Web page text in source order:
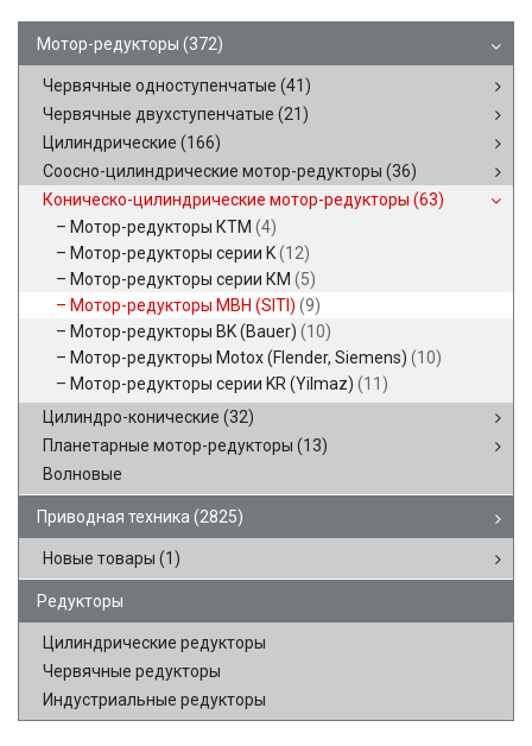
Мотор-редукторы (372)
Червячные одноступенчатые (41)
Червячные двухступенчатые (21)
Цилиндрические (166)
Соосно-цилиндрические мотор-редукторы (36)
Коническо-цилиндрические мотор-редукторы (63)
Мотор-редукторы КТМ (4)
Мотор-редукторы серии K(12)
Мотор-редукторы серии КМ (5)
Мотор-редукторы MBH (SITI) (9)
Мотор-редукторы BK (Bauer) (10)
Мотор-редукторы Motox (Flender, Siemens) (10)
Мотор-редукторы серии KR (Yilmaz) (11)
Цилиндро-конические (32)
Планетарные мотор-редукторы (13)
Волновые
Приводная техника (2825)
Новые товары (1)
Редукторы
Цилиндрические редукторы
Червячные редукторы
Индустриальные редукторы